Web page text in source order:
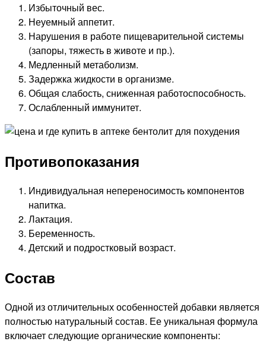
Избыточный вес.
Неуемный аппетит.
Нарушения в работе пищеварительной системы
(запоры, тяжесть в животе и пр.).
Медленный метаболизм.
Задержка жидкости в организме.
Общая слабость, сниженная работоспособность.
Ослабленный иммунитет.
Противопоказания
Индивидуальная непереносимость компонентов
напитка.
Лактация.
Беременность.
Детский и подростковый возраст.
Состав
Одной из отличительных особенностей добавки является
полностью натуральный состав. Ее уникальная формула
включает следующие органические компоненты: